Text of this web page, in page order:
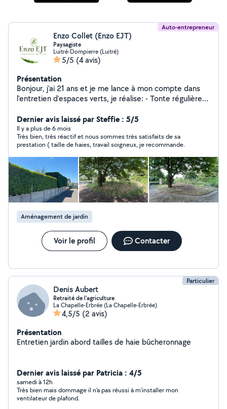
Auto-entrepreneur
Enzo Collet (Enzo EJT)
Paysagiste
Luitré-Dompierre (Luitré)
5/5 (4 avis)
Présentation
Bonjour, j'ai 21 ans et je me lance à mon compte dans
l'entretien d'espaces verts, je réalise: - Tonte régulières -
allées - Evacuation des déchets verts et dégagement
des encombrants de votre jardin ainsi que de petits
travaux d'extérieur... Pour plus d'informations, contactez
moi Vous pouvez bénéficier de 50% de crédit d'impôt
Dernier avis laissé par Steffie : 5/5
Il y a plus de 6 mois
Très bien, très réactif et nous sommes très satisfaits de sa
prestation ( taille de haies, travail soigneux, je recommande.
Aménagement de jardin
Voir le profil Contacter
Particulier
Denis Aubert
Retraité de l'agriculture
La Chapelle-Erbrée (La Chapelle-Erbrée)
4,5/5 (2 avis)
Présentation
Entretien jardin abord tailles de haie bûcheronnage
Dernier avis laissé par Patricia : 4/5
samedi à 12h
Très bien mais dommage il n'a pas réussi à m'installer mon
ventilateur de plafond.